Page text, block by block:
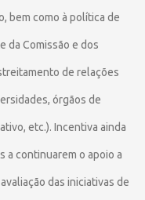
bem como à política de
da Comissão e dos
de relações
órgãos de
etc.). Incentiva ainda
a continuarem o apoio a
das iniciativas de